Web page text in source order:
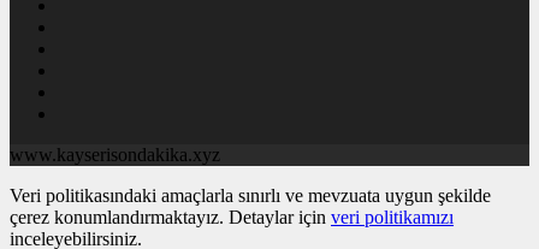
www.kayserisondakika.xyz
Veri politikasındaki amaçlarla sınırlı ve mevzuata uygun şekilde
çerez konumlandırmaktayız. Detaylar için veri politikamızı
inceleyebilirsiniz.